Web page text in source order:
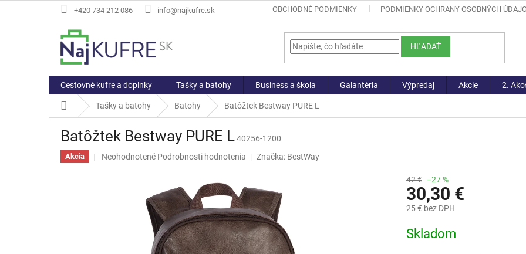
na
+420 734 212 086 info@najkufre.sk OBCHODNÉ PODMIENKY PODMIENKY OCHRANY OSOBNÝCH
HĽADAŤ
Cestovné kufre a doplnky Tašky a batohy Business a škola Galantéria Výpredaj Akcie 2.
DomovTašky a batohy Batohy Batôžtek Bestway PURE L
Batôžtek Bestway PURE L40256-1200
Akcia
Priemerné
Neohodnotené Podrobnosti hodnotenia Značka: BestWay
42 € –27 %
30,30 €
25 € bez DPH
cena:
Skladom